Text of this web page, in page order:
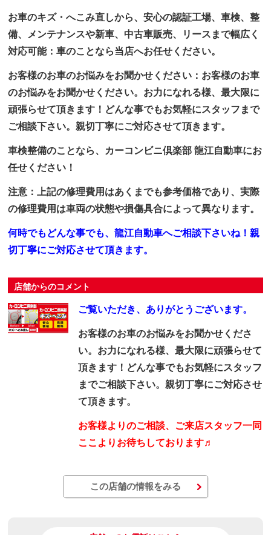
お車のキズ・へこみ直しから、安心の認証工場、車検、整
備、メンテナンスや新車、中古車販売、リースまで幅広く
対応可能：車のことなら当店へお任せください。
お客様のお車のお悩みをお聞かせください：お客様のお車
のお悩みをお聞かせください。お力になれる様、最大限に
頑張らせて頂きます！どんな事でもお気軽にスタッフまで
ご相談下さい。親切丁寧にご対応させて頂きます。
車検整備のことなら、カーコンビニ倶楽部 龍江自動車にお
任せください！
注意：上記の修理費用はあくまでも参考価格であり、実際
の修理費用は車両の状態や損傷具合によって異なります。
何時でもどんな事でも、龍江自動車へご相談下さいね！親
切丁寧にご対応させて頂きます。
店舗からのコメント
ご覧いただき、ありがとうございます。
お客様のお車のお悩みをお聞かせくださ
い。お力になれる様、最大限に頑張らせて
頂きます！どんな事でもお気軽にスタッフ
までご相談下さい。親切丁寧にご対応させ
て頂きます。
お客様よりのご相談、ご来店スタッフ一同
ここよりお待ちしております♬
この店舗の情報をみる